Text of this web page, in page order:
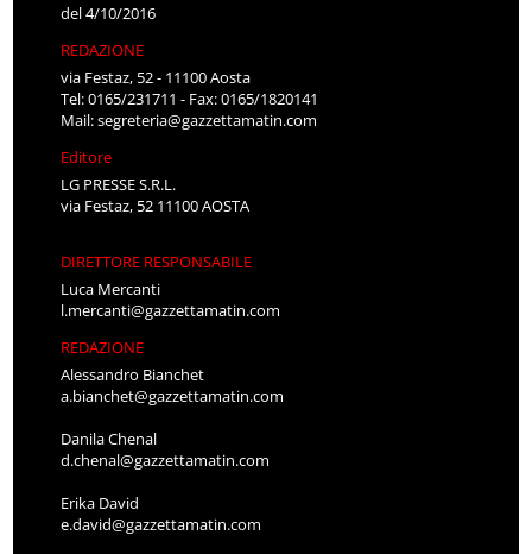
del 4/10/2016
REDAZIONE
via Festaz, 52 - 11100 Aosta
Tel: 0165/231711 - Fax: 0165/1820141
Mail:segreteria@gazzettamatin.com
Editore
LG PRESSE S.R.L.
via Festaz, 52 11100 AOSTA
DIRETTORE RESPONSABILE
Luca Mercanti
l.mercanti@gazzettamatin.com
REDAZIONE
Alessandro Bianchet
a.bianchet@gazzettamatin.com
Danila Chenal
d.chenal@gazzettamatin.com
Erika David
e.david@gazzettamatin.com